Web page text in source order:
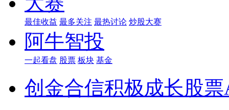
最佳收益 最多关注 最热讨论 炒股大赛
阿牛智投
一起看盘 股票 板块 基金
创金合信积极成长股票